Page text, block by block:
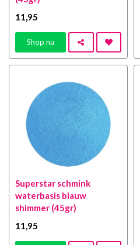
11 ,95
Shop nu
Superstar schmink
waterbasis blauw
shimmer (45gr)
11 ,95